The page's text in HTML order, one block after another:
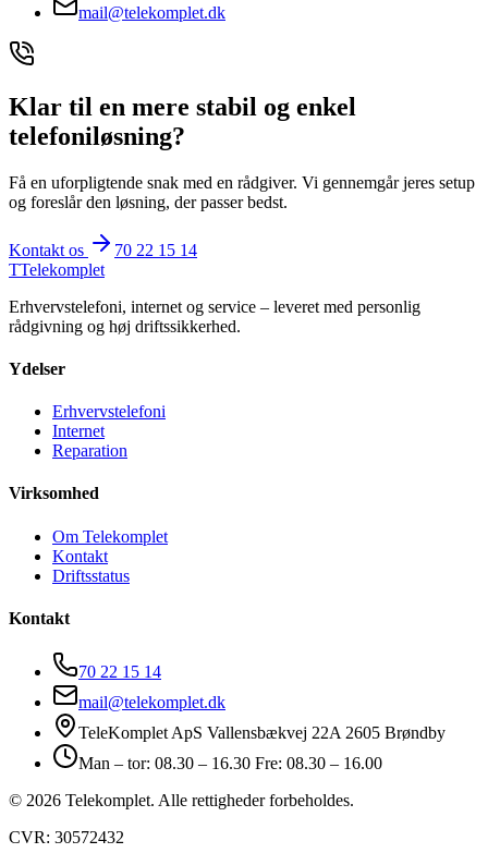
mail@telekomplet.dk
Klar til en mere stabil og enkel
telefoniløsning?
Få en uforpligtende snak med en rådgiver. Vi gennemgår jeres setup
og foreslår den løsning, der passer bedst.
Kontakt os
70 22 15 14
TTelekomplet
Erhvervstelefoni, internet og service – leveret med personlig
rådgivning og høj driftssikkerhed.
Ydelser
Erhvervstelefoni
Internet
Reparation
Virksomhed
Om Telekomplet
Kontakt
Driftsstatus
Kontakt
70 22 15 14
mail@telekomplet.dk
TeleKomplet ApS Vallensbækvej 22A 2605 Brøndby
Man – tor: 08.30 – 16.30 Fre: 08.30 – 16.00
© 2026 Telekomplet. Alle rettigheder forbeholdes.
CVR: 30572432